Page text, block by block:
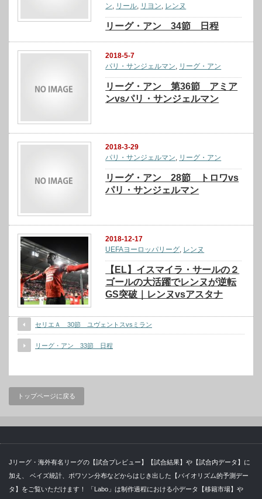
ン
リール リヨン レンヌ
リーグ・アン 34節 日程
2018-5-7
パリ・サンジェルマン
リーグ・アン
リーグ・アン 第36節 アミア
ンvsパリ・サンジェルマン
2018-3-29
パリ・サンジェルマン, リーグ・アン
リーグ・アン 28節 トロワvs
パリ・サンジェルマン
2018-12-17
UEFAヨーロッパリーグ レンヌ
【EL】イスマイラ・サールの２
ゴールの大活躍でレンヌが逆転
GS突破｜レンヌvsアスタナ
セリエＡ 30節 ユヴェントスvsミラン
リーグ・アン 33節 日程
トップページに戻る
Jリーグ・海外有名リーグの【試合プレビュー】【試合結果】や【試合内データ】に
加え、 ベイズ統計、ポワソン分布などからはじき出した【バイオリズム的予測デー
タ】をご覧いただけます！ 「Labo」は制作過程における小データ【移籍市場】や